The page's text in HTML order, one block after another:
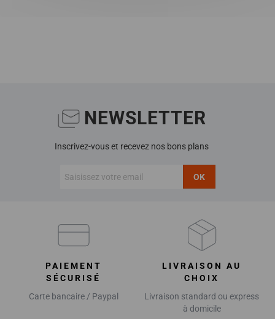
NEWSLETTER
Inscrivez-vous et recevez nos bons plans
OK
PAIEMENT
SÉCURISÉ
Carte bancaire / Paypal
LIVRAISON AU
CHOIX
Livraison standard ou express
à domicile